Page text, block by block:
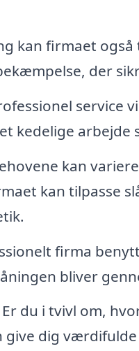
kan firmaet
der
service
kedelige arbejde
kan
kan tilpasse
firma
bliver
Er du i tvivl om,
dig